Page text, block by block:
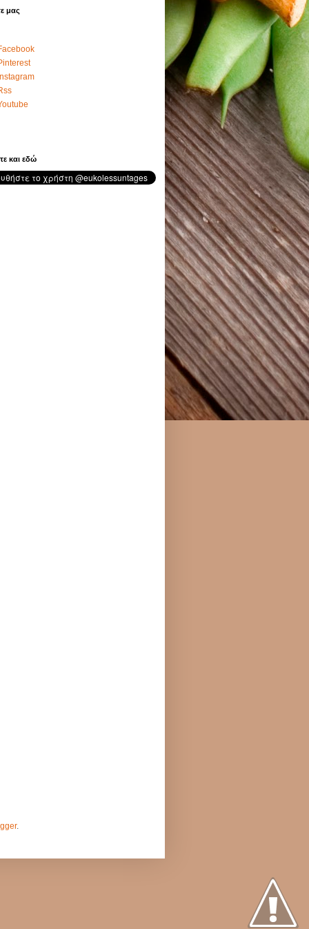
μας
και εδώ
.